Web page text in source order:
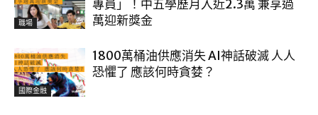
職場
專員」！中五學歷月入近2.3萬 兼享過
萬迎新獎金
國際金融
1800萬桶油供應消失 AI神話破滅 人人
恐懼了 應該何時貪婪？